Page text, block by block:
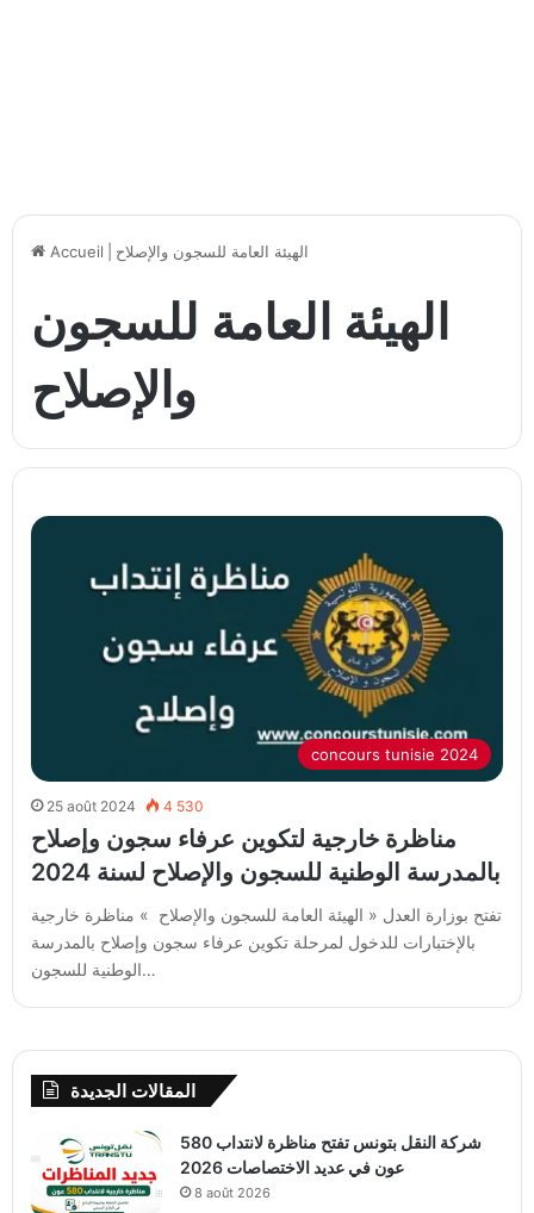
Accueil الهيئة العامة للسجون والإصلاح
الهيئة العامة للسجون
والإصلاح
concours tunisie 2024
25 août 2024 4 530
مناظرة خارجية لتكوين عرفاء سجون وإصلاح
بالمدرسة الوطنية للسجون والإصلاح لسنة 2024
تفتح بوزارة العدل « الهيئة العامة للسجون والإصلاح » مناظرة خارجية
بالإختبارات للدخول لمرحلة تكوين عرفاء سجون وإصلاح بالمدرسة
الوطنية للسجون…
المقالات الجديدة
شركة النقل بتونس تفتح مناظرة لانتداب 580
عون في عديد الاختصاصات 2026
8 août 2026